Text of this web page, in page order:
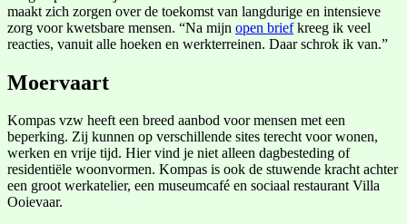
maakt zich zorgen over de toekomst van langdurige en intensieve
zorg voor kwetsbare mensen. “Na mijn open briefkreeg ik veel
reacties, vanuit alle hoeken en werkterreinen. Daar schrok ik van.”
Moervaart
Kompas vzw heeft een breed aanbod voor mensen met een
beperking. Zij kunnen op verschillende sites terecht voor wonen,
werken en vrije tijd. Hier vind je niet alleen dagbesteding of
residentiële woonvormen. Kompas is ook de stuwende kracht achter
een groot werkatelier, een museumcafé en sociaal restaurant Villa
Ooievaar.